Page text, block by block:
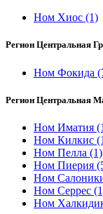
Ном Хиос (1)
Регион Центральная
Ном Фокида
Регион Центральная
Ном Иматия
Ном Килкис
Ном Пелла (1)
Ном Пиерия
Ном
Ном Серрес
Ном